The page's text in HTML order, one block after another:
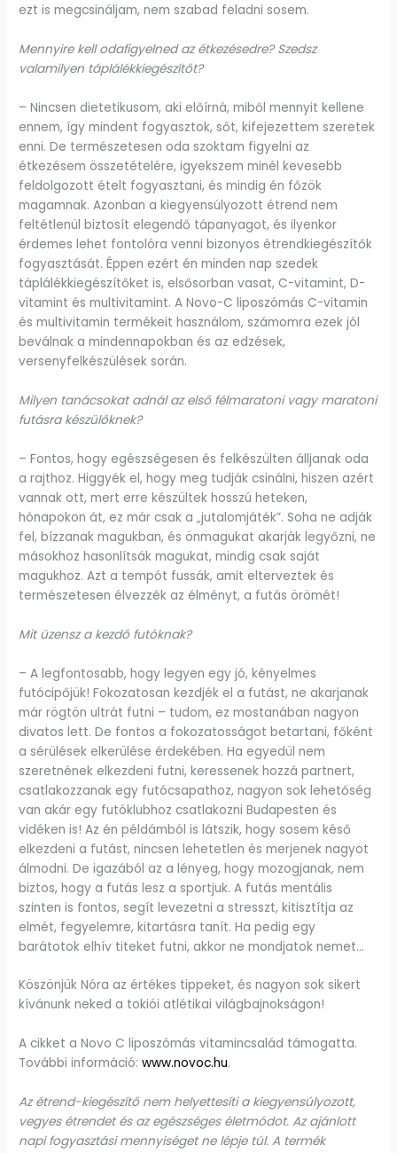
ezt is megcsináljam, nem szabad feladni sosem.
Mennyire kell odafigyelned az étkezésedre? Szedsz
valamilyen táplálékkiegészítőt?
– Nincsen dietetikusom, aki előírná, miből mennyit kellene
ennem, így mindent fogyasztok, sőt, kifejezettem szeretek
enni. De természetesen oda szoktam figyelni az
étkezésem összetételére, igyekszem minél kevesebb
feldolgozott ételt fogyasztani, és mindig én főzök
magamnak. Azonban a kiegyensúlyozott étrend nem
feltétlenül biztosít elegendő tápanyagot, és ilyenkor
érdemes lehet fontolóra venni bizonyos étrendkiegészítők
fogyasztását. Éppen ezért én minden nap szedek
táplálékkiegészítőket is, elsősorban vasat, C-vitamint, D-
vitamint és multivitamint. A Novo-C liposzómás C-vitamin
és multivitamin termékeit használom, számomra ezek jól
beválnak a mindennapokban és az edzések,
versenyfelkészülések során.
Milyen tanácsokat adnál az első félmaratoni vagy maratoni
futásra készülőknek?
– Fontos, hogy egészségesen és felkészülten álljanak oda
a rajthoz. Higgyék el, hogy meg tudják csinálni, hiszen azért
vannak ott, mert erre készültek hosszú heteken,
hónapokon át, ez már csak a „jutalomjáték”. Soha ne adják
fel, bízzanak magukban, és önmagukat akarják legyőzni, ne
másokhoz hasonlítsák magukat, mindig csak saját
magukhoz. Azt a tempót fussák, amit elterveztek és
természetesen élvezzék az élményt, a futás örömét!
Mit üzensz a kezdő futóknak?
– A legfontosabb, hogy legyen egy jó, kényelmes
futócipőjük! Fokozatosan kezdjék el a futást, ne akarjanak
már rögtön ultrát futni – tudom, ez mostanában nagyon
divatos lett. De fontos a fokozatosságot betartani, főként
a sérülések elkerülése érdekében. Ha egyedül nem
szeretnének elkezdeni futni, keressenek hozzá partnert,
csatlakozzanak egy futócsapathoz, nagyon sok lehetőség
van akár egy futóklubhoz csatlakozni Budapesten és
vidéken is! Az én példámból is látszik, hogy sosem késő
elkezdeni a futást, nincsen lehetetlen és merjenek nagyot
álmodni. De igazából az a lényeg, hogy mozogjanak, nem
biztos, hogy a futás lesz a sportjuk. A futás mentális
szinten is fontos, segít levezetni a stresszt, kitisztítja az
elmét, fegyelemre, kitartásra tanít. Ha pedig egy
barátotok elhív titeket futni, akkor ne mondjatok nemet…
Köszönjük Nóra az értékes tippeket, és nagyon sok sikert
kívánunk neked a tokiói atlétikai világbajnokságon!
A cikket a Novo C liposzómás vitamincsalád támogatta.
További információ:www.novoc.hu.
Az étrend-kiegészítő nem helyettesíti a kiegyensúlyozott,
vegyes étrendet és az egészséges életmódot. Az ajánlott
napi fogyasztási mennyiséget ne lépje túl. A termék